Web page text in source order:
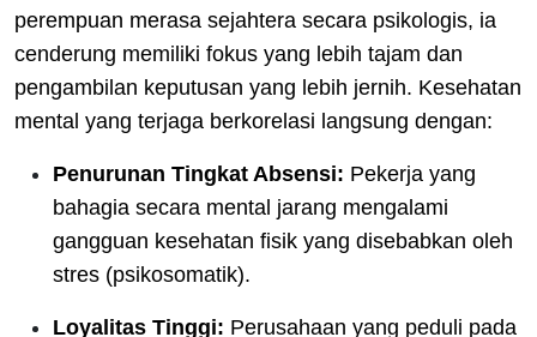
perempuan merasa sejahtera secara psikologis, ia
cenderung memiliki fokus yang lebih tajam dan
pengambilan keputusan yang lebih jernih. Kesehatan
mental yang terjaga berkorelasi langsung dengan:
Penurunan Tingkat Absensi: Pekerja yang
bahagia secara mental jarang mengalami
gangguan kesehatan fisik yang disebabkan oleh
stres (psikosomatik).
Loyalitas Tinggi: Perusahaan yang peduli pada